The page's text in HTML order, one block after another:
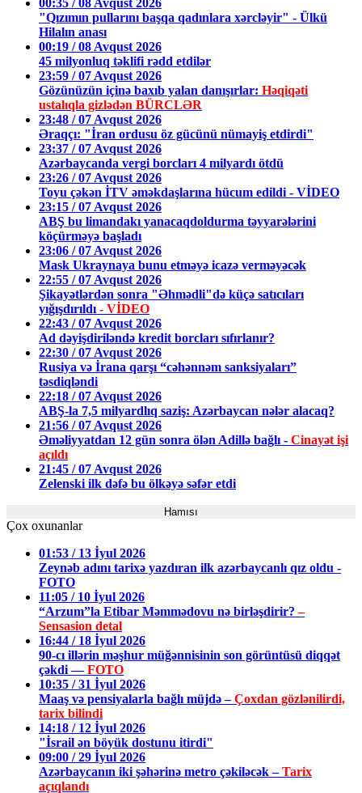
00:35 / 08 Avqust 2026
"Qızımın pullarını başqa qadınlara xərcləyir" - Ülkü
Hilalın anası
00:19 / 08 Avqust 2026
45 milyonluq təklifi rədd etdilər
23:59 / 07 Avqust 2026
Gözünüzün içinə baxıb yalan danışırlar: Həqiqəti
ustalıqla gizlədən BÜRCLƏR
23:48 / 07 Avqust 2026
Əraqçı: "İran ordusu öz gücünü nümayiş etdirdi"
23:37 / 07 Avqust 2026
Azərbaycanda vergi borcları 4 milyardı ötdü
23:26 / 07 Avqust 2026
Toyu çəkən İTV əməkdaşlarına hücum edildi - VİDEO
23:15 / 07 Avqust 2026
ABŞ bu limandakı yanacaqdoldurma təyyarələrini
köçürməyə başladı
23:06 / 07 Avqust 2026
Mask Ukraynaya bunu etməyə icazə verməyəcək
22:55 / 07 Avqust 2026
Şikayətlərdən sonra "Əhmədli"də küçə satıcıları
yığışdırıldı - VİDEO
22:43 / 07 Avqust 2026
Ad dəyişdiriləndə kredit borcları sıfırlanır?
22:30 / 07 Avqust 2026
Rusiya və İrana qarşı “cəhənnəm sanksiyaları”
təsdiqləndi
22:18 / 07 Avqust 2026
ABŞ-la 7,5 milyardlıq saziş: Azərbaycan nələr alacaq?
21:56 / 07 Avqust 2026
Əməliyyatdan 12 gün sonra ölən Adillə bağlı - Cinayət işi
açıldı
21:45 / 07 Avqust 2026
Zelenski ilk dəfə bu ölkəyə səfər etdi
Hamısı
Çox oxunanlar
01:53 / 13 İyul 2026
Zeynəb adını tarixə yazdıran ilk azərbaycanlı qız oldu -
FOTO
11:05 / 10 İyul 2026
“Arzum”la Etibar Məmmədovu nə birləşdirir?–
Sensasion detal
16:44 / 18 İyul 2026
90-cı illərin məşhur müğənnisinin son görüntüsü diqqət
çəkdi —FOTO
10:35 / 31 İyul 2026
Maaş və pensiyalarla bağlı müjdə –Çoxdan gözlənilirdi,
tarix bilindi
14:18 / 12 İyul 2026
"İsrail ən böyük dostunu itirdi"
09:00 / 29 İyul 2026
Azərbaycanın iki şəhərinə metro çəkiləcək –Tarix
açıqlandı